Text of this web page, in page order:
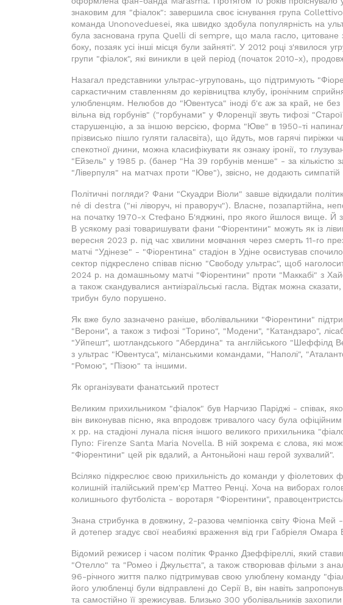
знаковим для "фіалок": завершила своє існування група
команда Unonoveduesei, яка швидко здобула популярність на
була заснована група Quelli di sempre, що мала гасло, цитоване
боку, позаяк усі інші місця були зайняті". У 2012 році з'явилося
групи "фіалок", які виникли в цей період (початок 2010-х),
Назагал представники ультрас-угруповань, що підтримують
саркастичним ставленням до керівництва клубу, іронічним
улюбленцям. Нелюбов до "Ювентуса" іноді б'є аж за край, не
вільна від горбунів" ("горбунами" у Флоренції звуть тифозі
старушенцію, а за іншою версією, форма "Юве" в 1950-ті
прізвисько пішло гуляти галасвіта), що йдуть, мов гарячі пиріжки
спекотної днини, можна класифікувати як ознаку іронії, то
"Ейзель" у 1985 р. (банер "На 39 горбунів менше" - за кількістю
"Ліверпуля" на матчах проти "Юве"), звісно, не додають
Політичні погляди? Фани "Скуадри Віоли" завше відкидали
né di destra ("ні ліворуч, ні праворуч"). Власне, позапартійна,
на початку 1970-х Стефано Б'яджині, про якого йшлося вище. Й
В усякому разі товаришувати фани "Фіорентини" можуть як із
вересня 2023 р. під час хвилини мовчання через смерть 11-го
матчі "Удінезе" - "Фіорентина" стадіон в Удіне освистував
сектор підкреслено співав пісню "Свободу ультрас", щоб
2024 р. на домашньому матчі "Фіорентини" проти "Маккабі" з
а також скандувалися антиізраїльські гасла. Відтак можна
трибун було порушено.
Як вже було зазначено раніше, вболівальники "Фіорентини"
"Верони", а також з тифозі "Торино", "Модени", "Катандзаро",
"Уйпешт", шотландського "Абердина" та англійського "Шеффілд
з ультрас "Ювентуса", міланськими командами, "Наполі",
"Ромою", "Пізою" та іншими.
Як організувати фанатський протест
Великим прихильником "фіалок" був Нарчизо Паріджі - співак,
він виконував пісню, яка впродовж тривалого часу була
х рр. на стадіоні лунала пісня іншого великого прихильника
Пупо: Firenze Santa Maria Novella. В ній зокрема є слова, які
"Фіорентини" цей рік вдалий, а Антоньйоні наш герой зухвалий".
Всіляко підкреслює свою прихильність до команди у фіолетових
колишній італійський прем'єр Маттео Ренці. Хоча на виборах
колишнього футболіста - воротаря "Фіорентини",
Знана стрибунка в довжину, 2-разова чемпіонка світу Фіона
й дотепер згадує свої неабиякі враження від гри Габріеля Омара
Відомий режисер і часом політик Франко Дзеффіреллі, який
"Отелло" та "Ромео і Джульєтта", а також створював фільми з
96-річного життя палко підтримував свою улюблену команду
його улюбленці були відправлені до Серії B, він навіть
та самостійно її зрежисував. Близько 300 уболівальників